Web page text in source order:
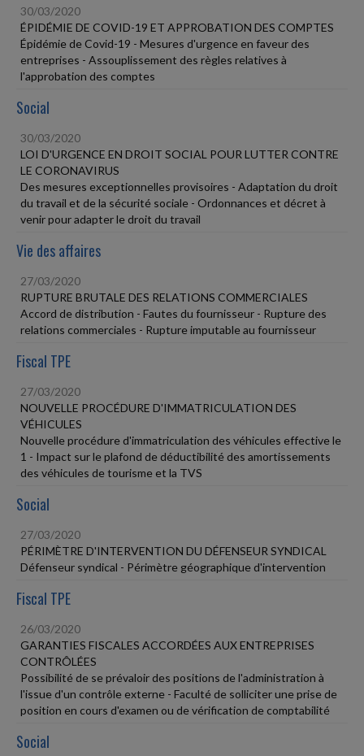
30/03/2020
ÉPIDÉMIE DE COVID-19 ET APPROBATION DES COMPTES
Épidémie de Covid-19 - Mesures d'urgence en faveur des
entreprises - Assouplissement des règles relatives à
l'approbation des comptes
Social
30/03/2020
LOI D'URGENCE EN DROIT SOCIAL POUR LUTTER CONTRE
LE CORONAVIRUS
Des mesures exceptionnelles provisoires - Adaptation du droit
du travail et de la sécurité sociale - Ordonnances et décret à
venir pour adapter le droit du travail
Vie des affaires
27/03/2020
RUPTURE BRUTALE DES RELATIONS COMMERCIALES
Accord de distribution - Fautes du fournisseur - Rupture des
relations commerciales - Rupture imputable au fournisseur
Fiscal TPE
27/03/2020
NOUVELLE PROCÉDURE D'IMMATRICULATION DES
VÉHICULES
Nouvelle procédure d'immatriculation des véhicules effective le
1 - Impact sur le plafond de déductibilité des amortissements
des véhicules de tourisme et la TVS
Social
27/03/2020
PÉRIMÈTRE D'INTERVENTION DU DÉFENSEUR SYNDICAL
Défenseur syndical - Périmètre géographique d'intervention
Fiscal TPE
26/03/2020
GARANTIES FISCALES ACCORDÉES AUX ENTREPRISES
CONTRÔLÉES
Possibilité de se prévaloir des positions de l'administration à
l'issue d'un contrôle externe - Faculté de solliciter une prise de
position en cours d'examen ou de vérification de comptabilité
Social